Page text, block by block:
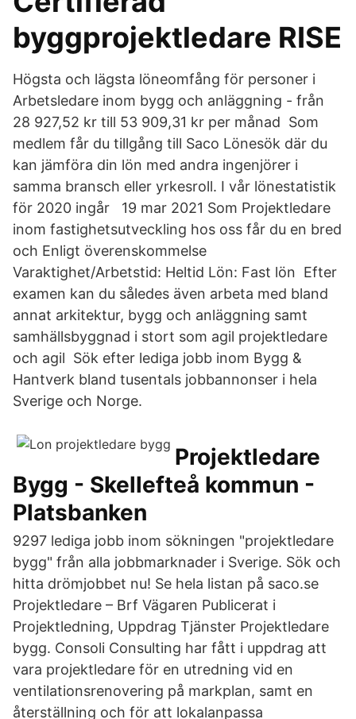
byggprojektledare RISE
Högsta och lägsta löneomfång för personer i
Arbetsledare inom bygg och anläggning - från
28 927,52 kr till 53 909,31 kr per månad Som
medlem får du tillgång till Saco Lönesök där du
kan jämföra din lön med andra ingenjörer i
samma bransch eller yrkesroll. I vår lönestatistik
för 2020 ingår 19 mar 2021 Som Projektledare
inom fastighetsutveckling hos oss får du en bred
och Enligt överenskommelse
Varaktighet/Arbetstid: Heltid Lön: Fast lön Efter
examen kan du således även arbeta med bland
annat arkitektur, bygg och anläggning samt
samhällsbyggnad i stort som agil projektledare
och agil Sök efter lediga jobb inom Bygg &
Hantverk bland tusentals jobbannonser i hela
Sverige och Norge.
Projektledare
Bygg - Skellefteå kommun -
Platsbanken
9297 lediga jobb inom sökningen "projektledare
bygg" från alla jobbmarknader i Sverige. Sök och
hitta drömjobbet nu! Se hela listan på saco.se
Projektledare – Brf Vägaren Publicerat i
Projektledning, Uppdrag Tjänster Projektledare
bygg. Consoli Consulting har fått i uppdrag att
vara projektledare för en utredning vid en
ventilationsrenovering på markplan, samt en
återställning och för att lokalanpassa